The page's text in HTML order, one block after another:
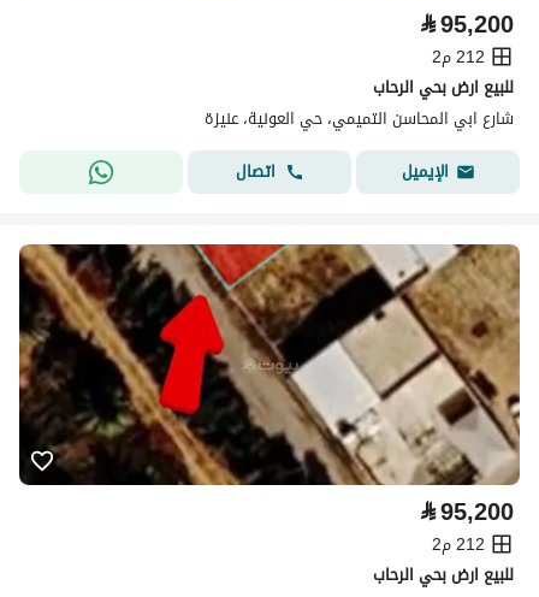
⃁95,200
212 م2
للبيع ارض بحي الرحاب
شارع ابي المحاسن التميمي، حي العونية، عنيزة
الإيميل
اتصال
⃁95,200
212 م2
للبيع ارض بحي الرحاب